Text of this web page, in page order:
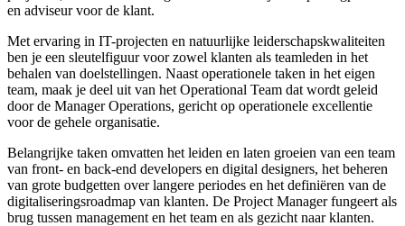
en adviseur voor de klant.
Met ervaring in IT-projecten en natuurlijke leiderschapskwaliteiten
ben je een sleutelfiguur voor zowel klanten als teamleden in het
behalen van doelstellingen. Naast operationele taken in het eigen
team, maak je deel uit van het Operational Team dat wordt geleid
door de Manager Operations, gericht op operationele excellentie
voor de gehele organisatie.
Belangrijke taken omvatten het leiden en laten groeien van een team
van front- en back-end developers en digital designers, het beheren
van grote budgetten over langere periodes en het definiëren van de
digitaliseringsroadmap van klanten. De Project Manager fungeert als
brug tussen management en het team en als gezicht naar klanten.